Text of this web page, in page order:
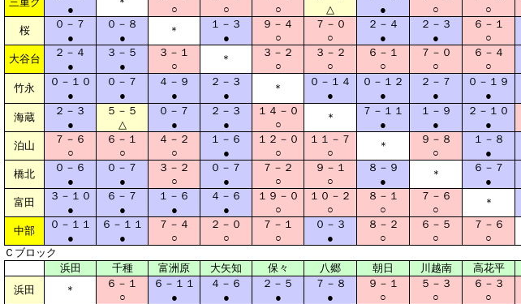
●
○
○
○
△
●
○
○
桜
０－７
●
０－８
●
＊
１－３
●
９－４
○
７－０
○
２－４
●
２－３
●
６－１
○
大谷台
２－４
●
３－５
●
３－１
○
＊
３－２
○
３－２
○
６－１
○
７－０
○
６－４
○
竹永
０－１０
●
０－７
●
４－９
●
２－３
●
＊
０－１４
●
０－１２
●
２－７
●
０－１９
●
海蔵
２－３
●
５－５
△
０－７
●
２－３
●
１４－０
○
＊
７－１１
●
１－９
●
２－１０
●
泊山
７－６
○
６－１
○
４－２
○
１－６
●
１２－０
○
１１－７
○
＊
９－８
○
１－８
●
橋北
０－６
●
０－７
●
３－２
○
０－７
●
７－２
○
９－１
○
８－９
●
＊
６－７
●
富田
３－１０
●
６－７
●
１－６
●
４－６
●
１９－０
○
１０－２
○
８－１
○
７－６
○
＊
中部
０－１１
●
６－１１
●
７－４
○
２－０
○
７－１
○
０－３
●
８－２
○
６－５
○
７－６
○
Ｃブロック
浜田
千種 富洲原 大矢知 保々 八郷 朝日 川越南 高花平
浜田
＊
６－１
○
６－１１
●
４－６
●
２－５
●
７－８
●
９－１
○
５－３
○
６－３
○